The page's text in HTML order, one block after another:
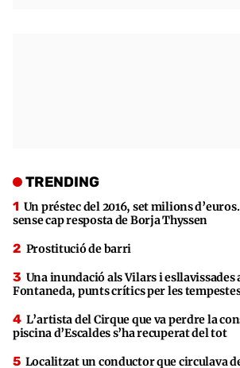
TRENDING
Un préstec del 2016, set milions
sense cap resposta de Borja Thyssen
Prostitució de barri
Una inundació als Vilars i esllavissades
Fontaneda, punts crítics per les
L’artista del Cirque que va perdre la
piscina d’Escaldes s’ha recuperat del tot
Localitzat un conductor que circulava